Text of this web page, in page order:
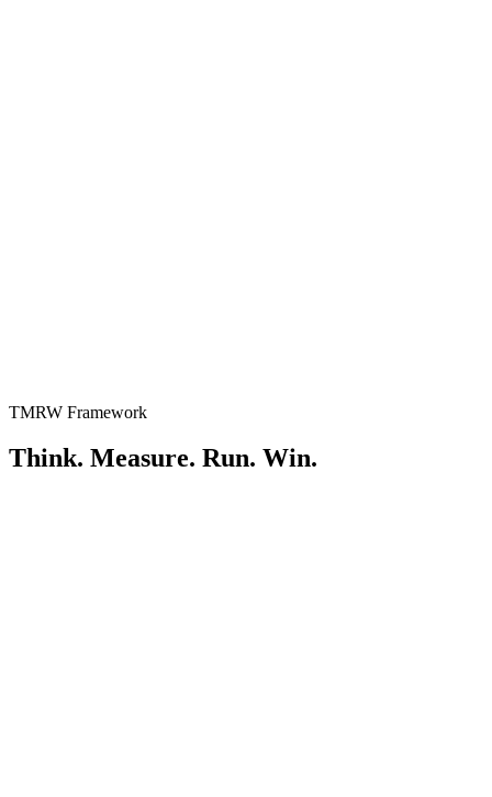
TMRW Framework
Think. Measure. Run. Win.